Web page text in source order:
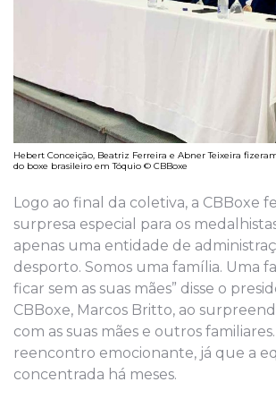
Hebert Conceição, Beatriz Ferreira e Abner Teixeira
do boxe brasileiro em Tóquio © CBBoxe
Logo ao final da coletiva, a CBBoxe
surpresa especial para os
apenas uma entidade de
desporto. Somos uma família. Uma
ficar sem as suas mães” disse o
CBBoxe, Marcos Britto, ao
com as suas mães e outros
reencontro emocionante, já que a
concentrada há meses.